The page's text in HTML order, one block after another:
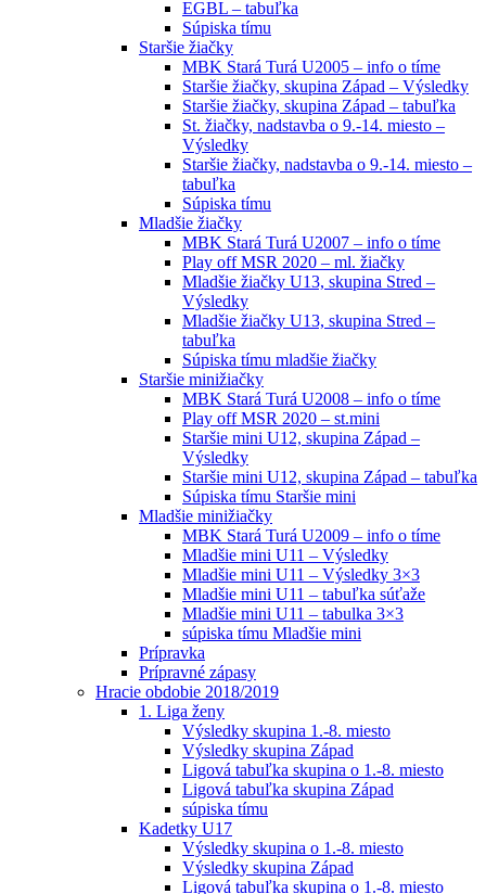
EGBL – tabuľka
Súpiska tímu
Staršie žiačky
MBK Stará Turá U2005 – info o tíme
Staršie žiačky, skupina Západ – Výsledky
Staršie žiačky, skupina Západ – tabuľka
St. žiačky, nadstavba o 9.-14. miesto –
Výsledky
Staršie žiačky, nadstavba o 9.-14. miesto –
tabuľka
Súpiska tímu
Mladšie žiačky
MBK Stará Turá U2007 – info o tíme
Play off MSR 2020 – ml. žiačky
Mladšie žiačky U13, skupina Stred –
Výsledky
Mladšie žiačky U13, skupina Stred –
tabuľka
Súpiska tímu mladšie žiačky
Staršie minižiačky
MBK Stará Turá U2008 – info o tíme
Play off MSR 2020 – st.mini
Staršie mini U12, skupina Západ –
Výsledky
Staršie mini U12, skupina Západ – tabuľka
Súpiska tímu Staršie mini
Mladšie minižiačky
MBK Stará Turá U2009 – info o tíme
Mladšie mini U11 – Výsledky
Mladšie mini U11 – Výsledky 3×3
Mladšie mini U11 – tabuľka súťaže
Mladšie mini U11 – tabulka 3×3
súpiska tímu Mladšie mini
Prípravka
Prípravné zápasy
Hracie obdobie 2018/2019
1. Liga ženy
Výsledky skupina 1.-8. miesto
Výsledky skupina Západ
Ligová tabuľka skupina o 1.-8. miesto
Ligová tabuľka skupina Západ
súpiska tímu
Kadetky U17
Výsledky skupina o 1.-8. miesto
Výsledky skupina Západ
Ligová tabuľka skupina o 1.-8. miesto